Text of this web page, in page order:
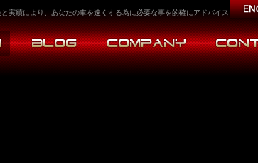
績により、あなたの車を速くする為に必要な事を的確にアドバイスします。